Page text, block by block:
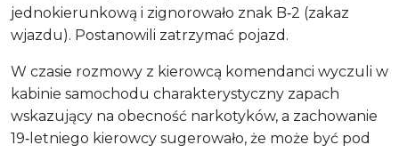
jednokierunkową i zignorowało znak B‑2 (zakaz
wjazdu). Postanowili zatrzymać pojazd.
W czasie rozmowy z kierowcą komendanci wyczuli w
kabinie samochodu charakterystyczny zapach
wskazujący na obecność narkotyków, a zachowanie
19‑letniego kierowcy sugerowało, że może być pod